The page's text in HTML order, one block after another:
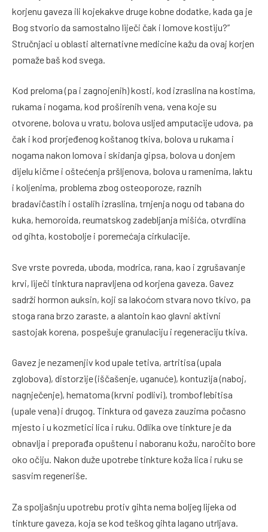
korjenu gaveza ili kojekakve druge kobne dodatke, kada ga je
Bog stvorio da samostalno liječi čak i lomove kostiju?”
Stručnjaci u oblasti alternativne medicine kažu da ovaj korjen
pomaže baš kod svega.
Kod preloma (pa i zagnojenih) kosti, kod izraslina na kostima,
rukama i nogama, kod proširenih vena, vena koje su
otvorene, bolova u vratu, bolova usljed amputacije udova, pa
čak i kod prorjeđenog koštanog tkiva, bolova u rukama i
nogama nakon lomova i skidanja gipsa, bolova u donjem
dijelu kičme i oštećenja pršljenova, bolova u ramenima, laktu
i koljenima, problema zbog osteoporoze, raznih
bradavičastih i ostalih izraslina, trnjenja nogu od tabana do
kuka, hemoroida, reumatskog zadebljanja mišića, otvrdlina
od gihta, kostobolje i poremećaja cirkulacije.
Sve vrste povreda, uboda, modrica, rana, kao i zgrušavanje
krvi, liječi tinktura napravljena od korjena gaveza. Gavez
sadrži hormon auksin, koji sa lakoćom stvara novo tkivo, pa
stoga rana brzo zaraste, a alantoin kao glavni aktivni
sastojak korena, pospešuje granulaciju i regeneraciju tkiva.
Gavez je nezamenjiv kod upale tetiva, artritisa (upala
zglobova), distorzije (iščašenje, uganuće), kontuzija (naboj,
nagnječenje), hematoma (krvni podlivi), tromboflebitisa
(upale vena) i drugog. Tinktura od gaveza zauzima počasno
mjesto i u kozmetici lica i ruku. Odlika ove tinkture je da
obnavlja i preporađa opuštenu i naboranu kožu, naročito bore
oko očiju. Nakon duže upotrebe tinkture koža lica i ruku se
sasvim regeneriše.
Za spoljašnju upotrebu protiv gihta nema boljeg lijeka od
tinkture gaveza, koja se kod teškog gihta lagano utrljava.